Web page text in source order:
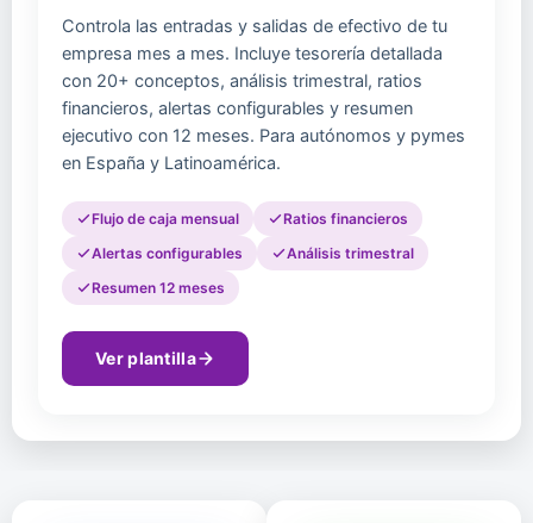
Controla las entradas y salidas de efectivo de tu
empresa mes a mes. Incluye tesorería detallada
con 20+ conceptos, análisis trimestral, ratios
financieros, alertas configurables y resumen
ejecutivo con 12 meses. Para autónomos y pymes
en España y Latinoamérica.
Flujo de caja mensual
Ratios financieros
Alertas configurables
Análisis trimestral
Resumen 12 meses
Ver plantilla